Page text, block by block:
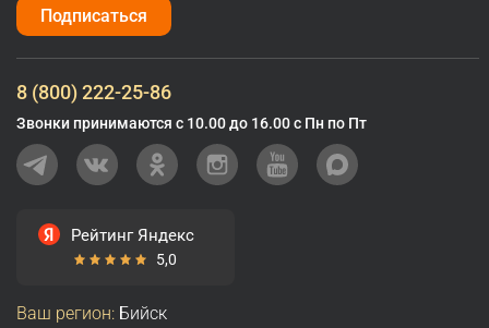
Подписаться
8 (800) 222-25-86
Звонки принимаются с 10.00 до 16.00 с Пн по Пт
Рейтинг Яндекс
5,0
Ваш регион: Бийск